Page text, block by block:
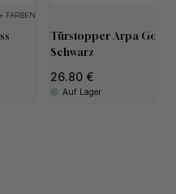
+ FARBEN
Türstopper Arpa Golv -
Schwarz
26.80
Auf Lager